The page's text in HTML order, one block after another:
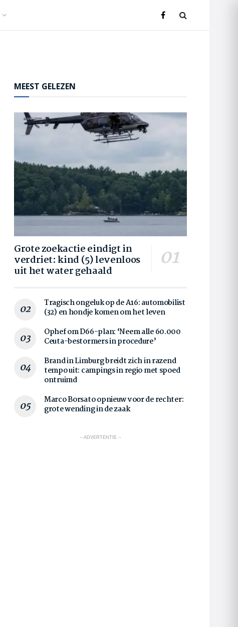
MEEST GELEZEN
Grote zoekactie eindigt in
verdriet: kind (5) levenloos
uit het water gehaald
Tragisch ongeluk op de A16: automobilist
(32) en hondje komen om het leven
Ophef om D66-plan: ‘Neem alle 60.000
Ceuta-bestormers in procedure’
Brand in Limburg breidt zich in razend
tempo uit: campings in regio met spoed
ontruimd
Marco Borsato opnieuw voor de rechter:
grote wending in de zaak
-- ADVERTENTIE --